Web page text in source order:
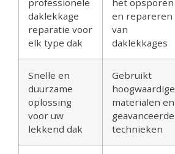
daklekkage
reparatie voor
elk type dak
en repareren
van
daklekkages
Snelle en
duurzame
oplossing
voor uw
lekkend dak
Gebruikt
hoogwaardige
materialen en
geavanceerde
technieken